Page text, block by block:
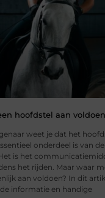
hoofdstel aan
weet je dat het
onderdeel is van
is het
het rijden. Maar waar
aan voldoen? In dit
informatie en handige